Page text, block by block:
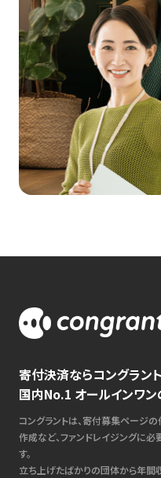
寄付決済ならコングラント
国内No.1 オールインワ
コングラントは、寄付募集ページ
作成など、ファンドレイジングに
す。
立ち上げたばかりの団体から年